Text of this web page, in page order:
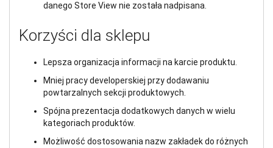
danego Store View nie została nadpisana.
Korzyści dla sklepu
Lepsza organizacja informacji na karcie produktu.
Mniej pracy developerskiej przy dodawaniu
powtarzalnych sekcji produktowych.
Spójna prezentacja dodatkowych danych w wielu
kategoriach produktów.
Możliwość dostosowania nazw zakładek do różnych